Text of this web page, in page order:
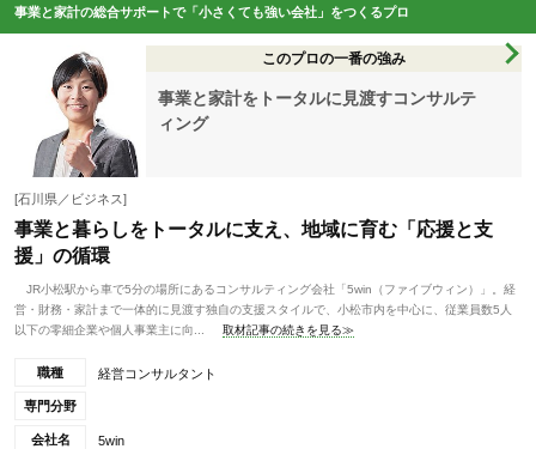
事業と家計の総合サポートで「小さくても強い会社」をつくるプロ
このプロの一番の強み
事業と家計をトータルに見渡すコンサルテ
ィング
[石川県／ビジネス]
事業と暮らしをトータルに支え、地域に育む「応援と支
援」の循環
JR小松駅から車で5分の場所にあるコンサルティング会社「5win（ファイブウィン）」。経
営・財務・家計まで一体的に見渡す独自の支援スタイルで、小松市内を中心に、従業員数5人
以下の零細企業や個人事業主に向...
取材記事の続きを見る≫
職種 経営コンサルタント
専門分野
会社名 5win